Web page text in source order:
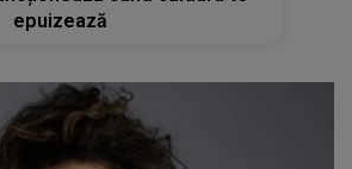
epuizează